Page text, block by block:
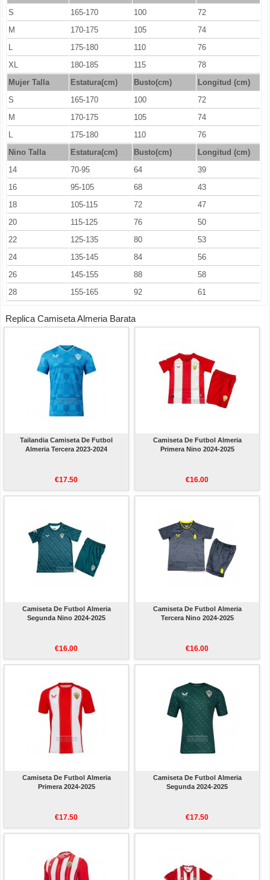
S 165-170 100
72
M
170-175 105
74
L
175-180 110
76
XL
180-185 115
78
Mujer Talla
Estatura(cm) Busto(cm)
Longitud (cm)
S
165-170 100
72
M
170-175 105
74
L
175-180 110
76
Nino Talla
Estatura(cm) Busto(cm)
Longitud (cm)
14
70-95 64
39
16
95-105 68
43
18
105-115 72
47
20
115-125 76
50
22
125-135 80
53
24
135-145 84
56
26
145-155 88
58
28
155-165 92 61
Replica Camiseta Almeria Barata
Tailandia Camiseta De Futbol
Almeria Tercera 2023-2024
€17.50
Camiseta De Futbol Almeria
Primera Nino 2024-2025
€16.00
Camiseta De Futbol Almeria
Segunda Nino 2024-2025
€16.00
Camiseta De Futbol Almeria
Tercera Nino 2024-2025
€16.00
Camiseta De Futbol Almeria
Primera 2024-2025
€17.50
Camiseta De Futbol Almeria
Segunda 2024-2025
€17.50